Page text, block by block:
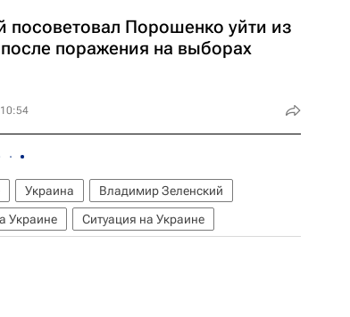
посоветовал Порошенко уйти из
поражения на выборах
Украина
Владимир Зеленский
Украине Ситуация на Украине